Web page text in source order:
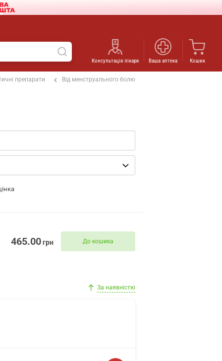
Консультація лікаря Ваша аптека Кошик
препарати Від менструального болю
465.00грн До кошика
За наявністю